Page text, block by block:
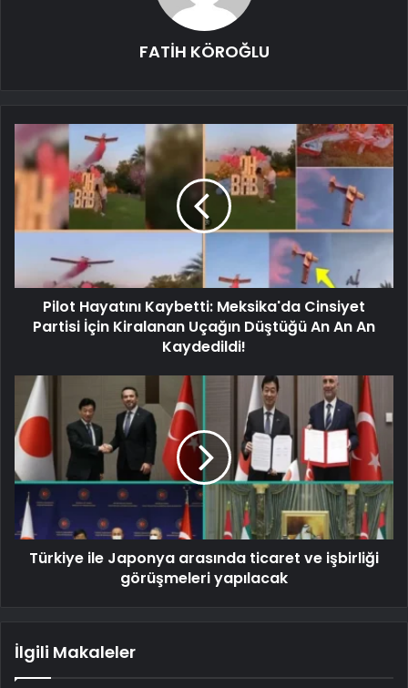
FATİH KÖROĞLU
Pilot Hayatını Kaybetti: Meksika'da Cinsiyet
Partisi İçin Kiralanan Uçağın Düştüğü An An An
Kaydedildi!
Türkiye ile Japonya arasında ticaret ve işbirliği
görüşmeleri yapılacak
İlgili Makaleler